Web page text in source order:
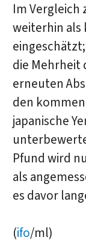
Im Vergleich
weiterhin
die Mehrheit
erneuten
den
japanische
Pfund wird
als
es davor
(ifo/ml)